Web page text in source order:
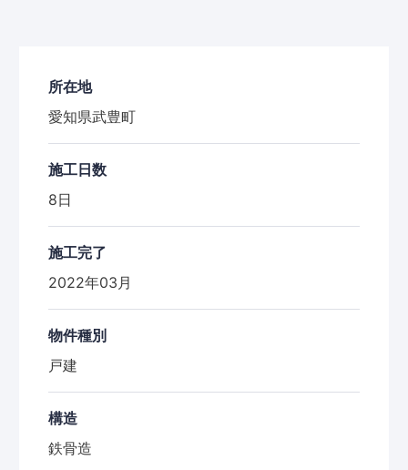
所在地
愛知県武豊町
施工日数
8日
施工完了
2022年03月
物件種別
戸建
構造
鉄骨造